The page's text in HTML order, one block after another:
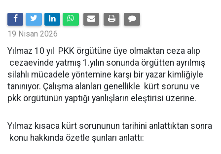
19 Nisan 2026
Yılmaz 10 yıl PKK örgütüne üye olmaktan ceza alıp
cezaevinde yatmış 1.yılın sonunda örgütten ayrılmış
silahlı mücadele yöntemine karşı bir yazar kimliğiyle
tanınıyor. Çalışma alanları genellikle kürt sorunu ve
pkk örgütünün yaptığı yanlışların eleştirisi üzerine.
Yılmaz kısaca kürt sorununun tarihini anlattıktan sonra
konu hakkında özetle şunları anlattı: